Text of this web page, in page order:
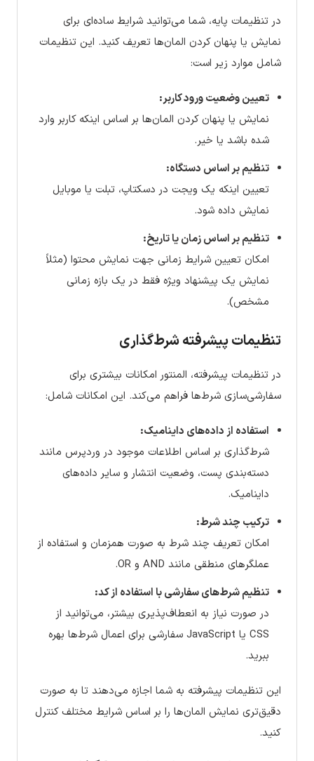
در تنظیمات پایه، شما می‌توانید شرایط ساده‌ای برای
نمایش یا پنهان کردن المان‌ها تعریف کنید. این تنظیمات
شامل موارد زیر است:
تعیین وضعیت ورود کاربر:
نمایش یا پنهان کردن المان‌ها بر اساس اینکه کاربر وارد
شده باشد یا خیر.
تنظیم بر اساس دستگاه:
تعیین اینکه یک ویجت در دسکتاپ، تبلت یا موبایل
نمایش داده شود.
تنظیم بر اساس زمان یا تاریخ:
امکان تعیین شرایط زمانی جهت نمایش محتوا (مثلاً
نمایش یک پیشنهاد ویژه فقط در یک بازه زمانی
مشخص).
تنظیمات پیشرفته شرط‌گذاری
در تنظیمات پیشرفته، المنتور امکانات بیشتری برای
سفارشی‌سازی شرط‌ها فراهم می‌کند. این امکانات شامل:
استفاده از داده‌های داینامیک:
شرط‌گذاری بر اساس اطلاعات موجود در وردپرس مانند
دسته‌بندی پست، وضعیت انتشار و سایر داده‌های
داینامیک.
ترکیب چند شرط:
امکان تعریف چند شرط به صورت همزمان و استفاده از
عملگرهای منطقی مانند AND و OR.
تنظیم شرط‌های سفارشی با استفاده از کد:
در صورت نیاز به انعطاف‌پذیری بیشتر، می‌توانید از
CSS یا JavaScript سفارشی برای اعمال شرط‌ها بهره
ببرید.
این تنظیمات پیشرفته به شما اجازه می‌دهند تا به صورت
دقیق‌تری نمایش المان‌ها را بر اساس شرایط مختلف کنترل
کنید.